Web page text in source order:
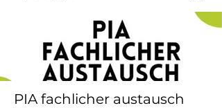
PIA fachlicher austausch